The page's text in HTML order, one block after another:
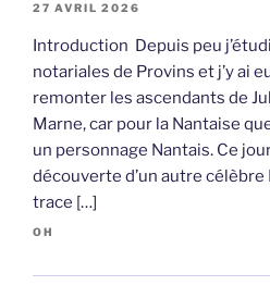
27 AVRIL 2026
Introduction Depuis peu
notariales de Provins et j’y ai
remonter les ascendants de
Marne, car pour la Nantaise
un personnage Nantais. Ce
découverte d’un autre célèbre
trace […]
OH